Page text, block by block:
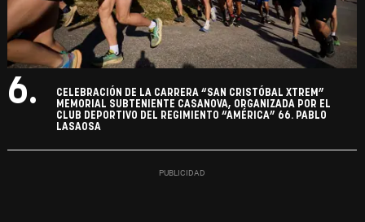
6.
CELEBRACIÓN DE LA CARRERA “SAN CRISTÓBAL XTREM”
MEMORIAL SUBTENIENTE CASANOVA, ORGANIZADA POR EL
CLUB DEPORTIVO DEL REGIMIENTO “AMÉRICA” 66. PABLO
LASAOSA